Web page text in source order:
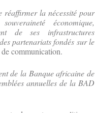
réaffirmer la nécessité pour
économique,
de ses infrastructures
partenariats fondés sur le
communication.
de la Banque africaine de
annuelles de la BAD